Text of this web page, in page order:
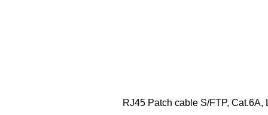
RJ45 Patch cable S/FTP,